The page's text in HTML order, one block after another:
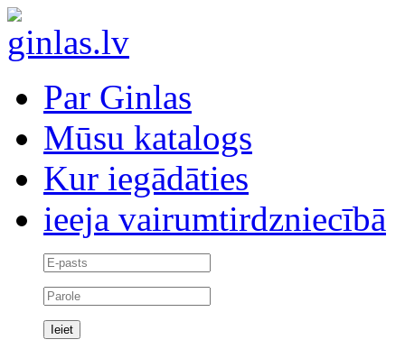
Par Ginlas
Mūsu katalogs
Kur iegādāties
ieeja vairumtirdzniecībā